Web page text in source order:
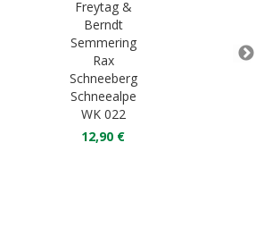
Freytag &
Berndt
Semmering
Rax
Schneeberg
Schneealpe
WK 022
12,90 €